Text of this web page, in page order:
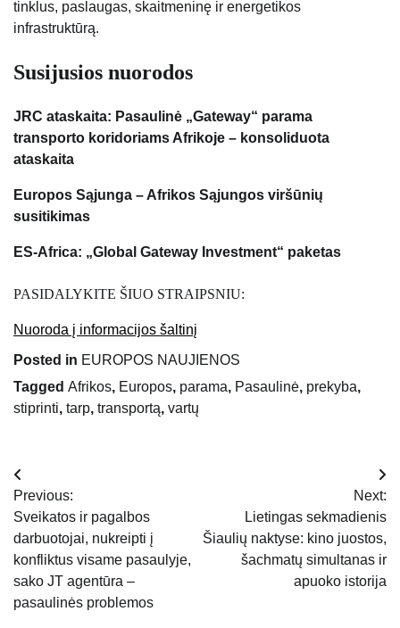
tinklus, paslaugas, skaitmeninę ir energetikos
infrastruktūrą.
Susijusios nuorodos
JRC ataskaita: Pasaulinė „Gateway“ parama
transporto koridoriams Afrikoje – konsoliduota
ataskaita
Europos Sąjunga – Afrikos Sąjungos viršūnių
susitikimas
ES-Africa: „Global Gateway Investment“ paketas
PASIDALYKITE ŠIUO STRAIPSNIU:
Nuoroda į informacijos šaltinį
Posted in EUROPOS NAUJIENOS
Tagged Afrikos, Europos, parama, Pasaulinė, prekyba,
stiprinti, tarp, transportą, vartų
Navigacija
tarp
įrašų
Previous:
Sveikatos ir pagalbos
darbuotojai, nukreipti į
konfliktus visame pasaulyje,
sako JT agentūra –
pasaulinės problemos
Next:
Lietingas sekmadienis
Šiaulių naktyse: kino juostos,
šachmatų simultanas ir
apuoko istorija